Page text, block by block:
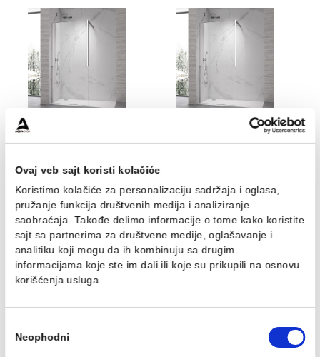
Jednostavno čišćenje i održavanje
Visina 210 cm za bolju zaštitu od prskanja vode
Pogodan za savremena kupatila svih veličina
COPEN FRAME walk-in paravan predstavlja spoj
funkcionalnosti, izdržljivosti i modernog dizajna,
za kreiranje elegantnog i praktičnog tuš prostora.
Povezani proizvodi
Walk-in COPEN FRAME
900x2100 chrome. staklo
Walk-in COPEN FRAME
1000x2100 chrome.